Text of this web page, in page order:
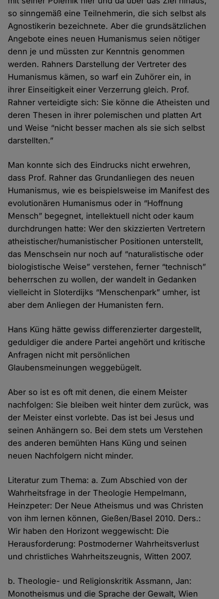
so sinngemäß eine Teilnehmerin, die sich selbst als
Agnostikerin bezeichnete. Aber die grundsätzlichen
Angebote eines neuen Humanismus seien nötiger
denn je und müssten zur Kenntnis genommen
werden. Rahners Darstellung der Vertreter des
Humanismus kämen, so warf ein Zuhörer ein, in
ihrer Einseitigkeit einer Verzerrung gleich. Prof.
Rahner verteidigte sich: Sie könne die Atheisten und
deren Thesen in ihrer polemischen und platten Art
und Weise “nicht besser machen als sie sich selbst
darstellten.”
Man konnte sich des Eindrucks nicht erwehren,
dass Prof. Rahner das Grundanliegen des neuen
Humanismus, wie es beispielsweise im Manifest des
evolutionären Humanismus oder in “Hoffnung
Mensch” begegnet, intellektuell nicht oder kaum
durchdrungen hatte: Wer den skizzierten Vertretern
atheistischer/humanistischer Positionen unterstellt,
das Menschsein nur noch auf “naturalistische oder
biologistische Weise” verstehen, ferner “technisch”
beherrschen zu wollen, der wandelt in Gedanken
vielleicht in Sloterdijks “Menschenpark” umher, ist
aber dem Anliegen der Humanisten fern.
Hans Küng hätte gewiss differenzierter dargestellt,
geduldiger die andere Partei angehört und kritische
Anfragen nicht mit persönlichen
Glaubensmeinungen weggebügelt.
Aber so ist es oft mit denen, die einem Meister
nachfolgen: Sie bleiben weit hinter dem zurück, was
der Meister einst vorlebte. Das ist bei Jesus und
seinen Anhängern so. Bei dem stets um Verstehen
des anderen bemühten Hans Küng und seinen
neuen Nachfolgern nicht minder.
Literatur zum Thema: a. Zum Abschied von der
Wahrheitsfrage in der Theologie Hempelmann,
Heinzpeter: Der Neue Atheismus und was Christen
von ihm lernen können, Gießen/Basel 2010. Ders.:
Wir haben den Horizont weggewischt: Die
Herausforderung: Postmoderner Wahrheitsverlust
und christliches Wahrheitszeugnis, Witten 2007.
b. Theologie- und Religionskritik Assmann, Jan:
Monotheismus und die Sprache der Gewalt, Wien